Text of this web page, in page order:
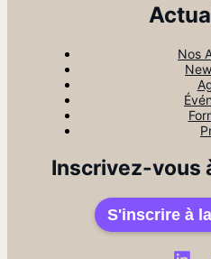
Nos
Inscrivez-vous
S'inscrire à